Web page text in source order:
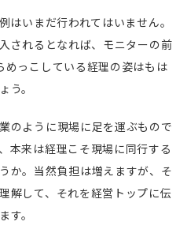
はいまだ行われてはいません。
されるとなれば、モニターの前
めっこしている経理の姿はもは
う。
のように現場に足を運ぶもので
本来は経理こそ現場に同行する
か。当然負担は増えますが、そ
解して、それを経営トップに伝
す。